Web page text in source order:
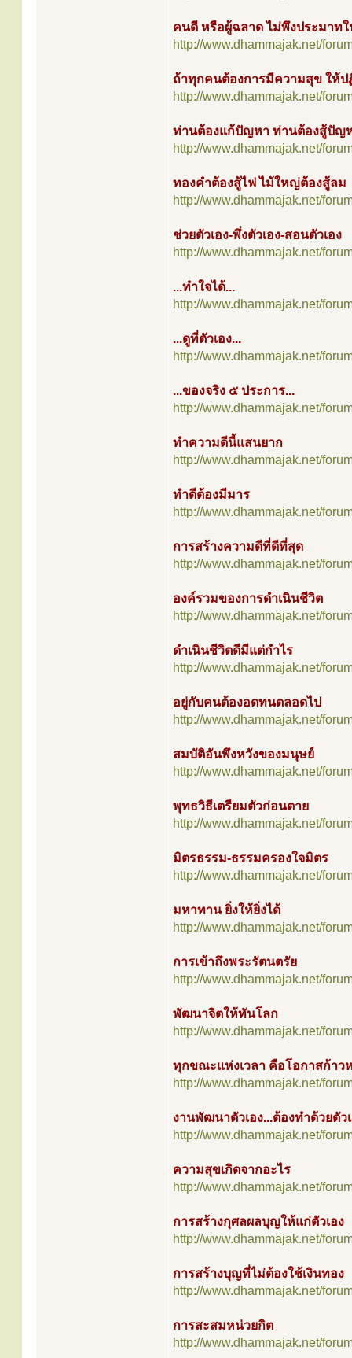
คนดี หรือผู้ฉลาด ไม่พึงประมาทใ
http://www.dhammajak.net/
ถ้าทุกคนต้องการมีความสุข ให้
http://www.dhammajak.net/
ท่านต้องแก้ปัญหา ท่านต้องสู้ปัญห
http://www.dhammajak.net/
ทองคำต้องสู้ไฟ ไม้ใหญ่ต้องสู้ลม
http://www.dhammajak.net/
ช่วยตัวเอง-พึ่งตัวเอง-สอนตัวเอง
http://www.dhammajak.net/
...ทำใจได้...
http://www.dhammajak.net/
...ดูที่ตัวเอง...
http://www.dhammajak.net/
...ของจริง ๕ ประการ...
http://www.dhammajak.net/
ทำความดีนี้แสนยาก
http://www.dhammajak.net/
ทำดีต้องมีมาร
http://www.dhammajak.net/
การสร้างความดีที่ดีที่สุด
http://www.dhammajak.net/
องค์รวมของการดำเนินชีวิต
http://www.dhammajak.net/
ดำเนินชีวิตดีมีแต่กำไร
http://www.dhammajak.net/
อยู่กับคนต้องอดทนตลอดไป
http://www.dhammajak.net/
สมบัติอันพึงหวังของมนุษย์
http://www.dhammajak.net/
พุทธวิธีเตรียมตัวก่อนตาย
http://www.dhammajak.net/
มิตรธรรม-ธรรมครองใจมิตร
http://www.dhammajak.net/
มหาทาน ยิ่งให้ยิ่งได้
http://www.dhammajak.net/
การเข้าถึงพระรัตนตรัย
http://www.dhammajak.net/
พัฒนาจิตให้ทันโลก
http://www.dhammajak.net/
ทุกขณะแห่งเวลา คือโอกาสก้าว
http://www.dhammajak.net/
งานพัฒนาตัวเอง...ต้องทำด้วยตัว
http://www.dhammajak.net/
ความสุขเกิดจากอะไร
http://www.dhammajak.net/
การสร้างกุศลผลบุญให้แก่ตัวเอง
http://www.dhammajak.net/
การสร้างบุญที่ไม่ต้องใช้เงินทอง
http://www.dhammajak.net/
การสะสมหน่วยกิต
http://www.dhammajak.net/